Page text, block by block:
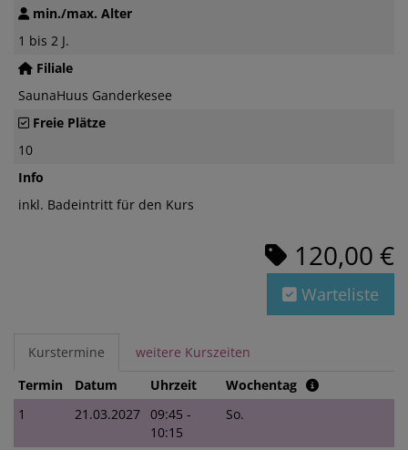
min./max. Alter
1 bis 2 J.
Filiale
SaunaHuus Ganderkesee
Freie Plätze
10
Info
inkl. Badeintritt für den Kurs
120,00 €
Warteliste
Kurstermine
weitere Kurszeiten
Termin
Datum Uhrzeit
Wochentag
1
21.03.2027 09:45 -
10:15
So.